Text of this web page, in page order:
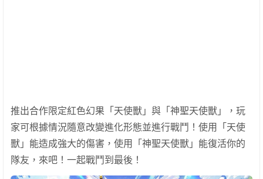
推出合作限定紅色幻果「天使獸」與「神聖天使獸」，玩
家可根據情況隨意改變進化形態並進行戰鬥！使用「天使
獸」能造成強大的傷害，使用「神聖天使獸」能復活你的
隊友，來吧！一起戰鬥到最後！